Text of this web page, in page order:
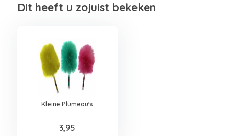
Dit heeft u zojuist bekeken
Kleine Plumeau's
3,95